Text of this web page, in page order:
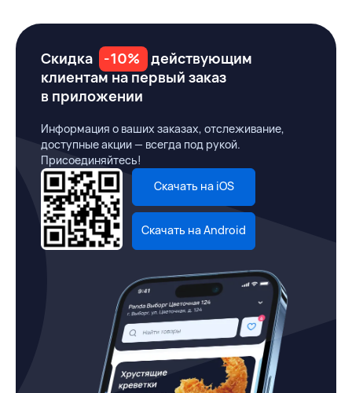
Скидка -10%
действующим
клиентам на первый заказ
в приложении
Информация о ваших заказах, отслеживание,
доступные акции — всегда под рукой.
Присоединяйтесь!
Скачать на iOS
Скачать на Android